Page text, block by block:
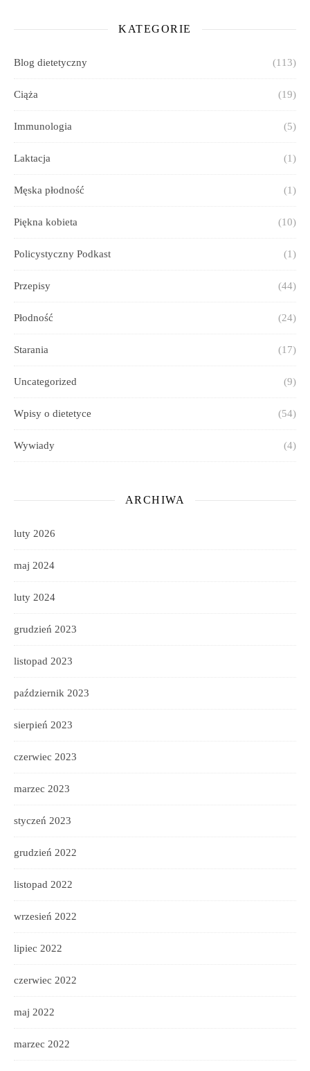
KATEGORIE
Blog dietetyczny (113)
Ciąża (19)
Immunologia (5)
Laktacja (1)
Męska płodność (1)
Piękna kobieta (10)
Policystyczny Podkast (1)
Przepisy (44)
Płodność (24)
Starania (17)
Uncategorized (9)
Wpisy o dietetyce (54)
Wywiady (4)
ARCHIWA
luty 2026
maj 2024
luty 2024
grudzień 2023
listopad 2023
październik 2023
sierpień 2023
czerwiec 2023
marzec 2023
styczeń 2023
grudzień 2022
listopad 2022
wrzesień 2022
lipiec 2022
czerwiec 2022
maj 2022
marzec 2022